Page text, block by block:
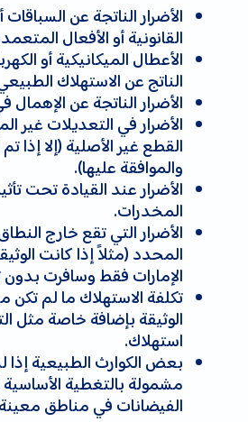
الأضرار الناتجة عن السباقات
القانونية أو الأفعال
الأعطال الميكانيكية أو
الناتج عن الاستهلاك
الأضرار الناتجة عن الإهمال
الأضرار في التعديلات غير
القطع غير الأصلية (إلا إذا
والموافقة عليها).
الأضرار عند القيادة تحت
المخدرات.
الأضرار التي تقع خارج
المحدد (مثلاً إذا كانت
الإمارات فقط وسافرت
تكلفة الاستهلاك ما لم
الوثيقة بإضافة خاصة مثل
استهلاك.
بعض الكوارث الطبيعية إذا
مشمولة بالتغطية
الفيضانات في مناطق